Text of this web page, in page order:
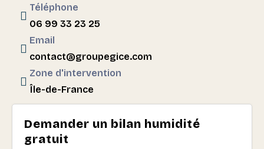
Téléphone
06 99 33 23 25
Email
contact@groupegice.com
Zone d'intervention
Île-de-France
Demander un bilan humidité
gratuit